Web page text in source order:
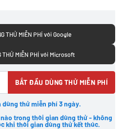
THỬ MIỄN PHÍ với Google
THỬ MIỄN PHÍ với Microsoft
BẮT ĐẦU DÙNG THỬ MIỄN PHÍ
dùng thử miễn phí 3 ngày.
trong thời gian dùng thử - không
khi thời gian dùng thử kết thúc.